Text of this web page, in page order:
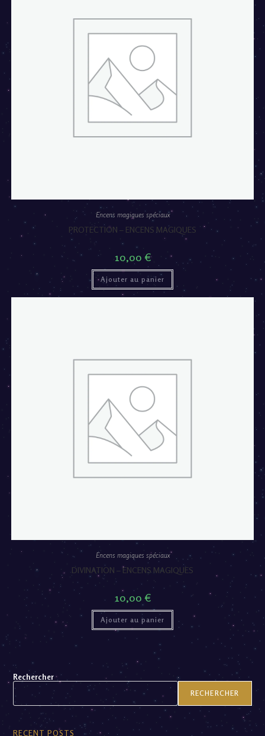
Encens magiques spéciaux
PROTECTION – ENCENS MAGIQUES
10,00€
Ajouter au panier
Encens magiques spéciaux
DIVINATION – ENCENS MAGIQUES
10,00 €
Ajouter au panier
Rechercher
RECHERCHER
RECENT POSTS